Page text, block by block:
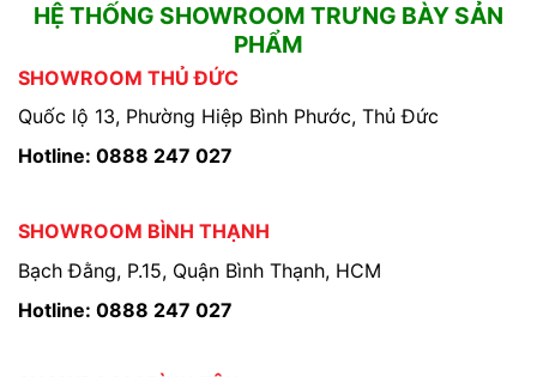
HỆ THỐNG SHOWROOM TRƯNG BÀY SẢN
PHẨM
SHOWROOM THỦ ĐỨC
Quốc lộ 13, Phường Hiệp Bình Phước, Thủ Đức
Hotline: 0888 247 027
SHOWROOM BÌNH THẠNH
Bạch Đằng, P.15, Quận Bình Thạnh, HCM
Hotline: 0888 247 027